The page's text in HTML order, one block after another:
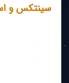
سینتکس و